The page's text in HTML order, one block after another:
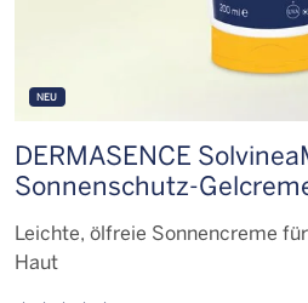
NEU
DERMASENCE
Sonnenschutz-
Leichte, ölfreie Sonnencreme
Haut